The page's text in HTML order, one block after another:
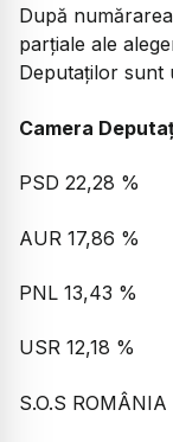
După
parțiale ale
Deputaților sunt
Camera
PSD 22,28 %
AUR 17,86 %
PNL 13,43 %
USR 12,18 %
S.O.S ROMÂNIA